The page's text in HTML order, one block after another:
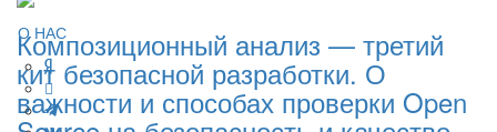
О НАС
Композиционный анализ — третий
кит безопасной разработки. О
важности и способах проверки Open